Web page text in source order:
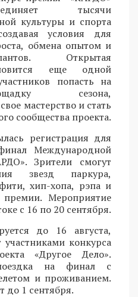
тысячи
культуры и спорта
условия для
обмена опытом и
Открытая
еще одной
попасть на
сезона,
мастерство и стать
сообщества проекта.
регистрация для
Международной
Зрители смогут
звезд паркура,
хип-хопа, рэпа и
премии. Мероприятие
с 16 по 20 сентября.
до 16 августа,
участниками конкурса
«Другое Дело».
на финал с
и проживанием.
до 1 сентября.